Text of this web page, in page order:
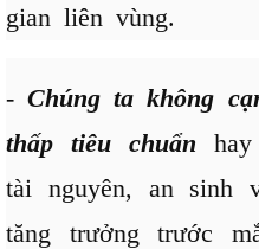
gian liên vùng.
-Chúng ta không
thấp tiêu chuẩn
tài nguyên, an sinh
tăng trưởng trước